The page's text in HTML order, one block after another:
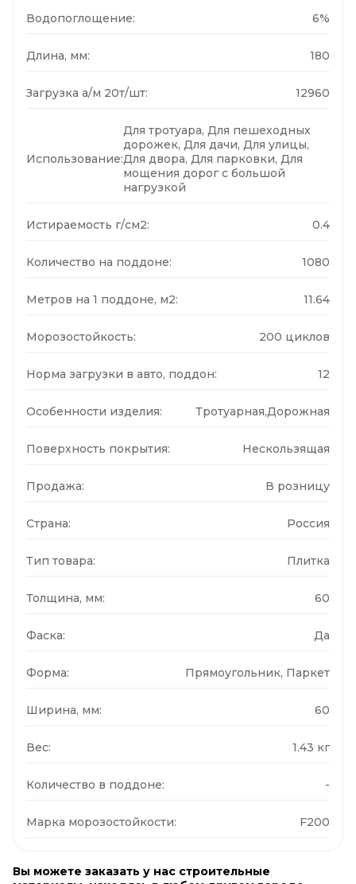
Водопоглощение: 6%
Длина, мм: 180
Загрузка а/м 20т/шт: 12960
Использование:
Для тротуара, Для пешеходных
дорожек, Для дачи, Для улицы,
Для двора, Для парковки, Для
мощения дорог с большой
нагрузкой
Истираемость г/см2: 0.4
Количество на поддоне: 1080
Метров на 1 поддоне, м2: 11.64
Морозостойкость: 200 циклов
Норма загрузки в авто, поддон: 12
Особенности изделия: Тротуарная,Дорожная
Поверхность покрытия: Нескользящая
Продажа: В розницу
Страна: Россия
Тип товара: Плитка
Толщина, мм: 60
Фаска: Да
Форма: Прямоугольник, Паркет
Ширина, мм: 60
Вес: 1.43 кг
Количество в поддоне: -
Марка морозостойкости: F200
Вы можете заказать у нас строительные